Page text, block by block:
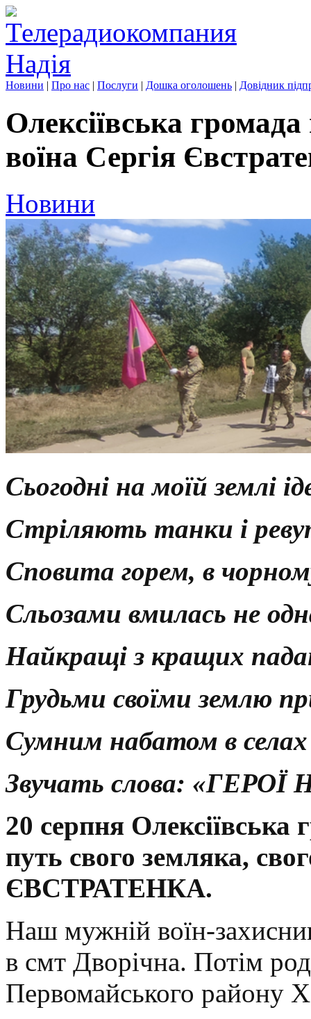
Новини | Про нас | Послуги | Дошка оголошень | Довідник
Олексіївська
воїна Сергія
Новини
Сьогодні на моїй землі
Стріляють танки і
Сповита горем, в
Сльозами вмилась не
Найкращі з кращих
Грудьми своїми землю
Сумним набатом в селах
Звучать слова:
20 серпня
путь свого земляка,
ЄВСТРАТЕНКА.
Наш мужній воїн-
в смт Дворічна. Потім
Первомайського району